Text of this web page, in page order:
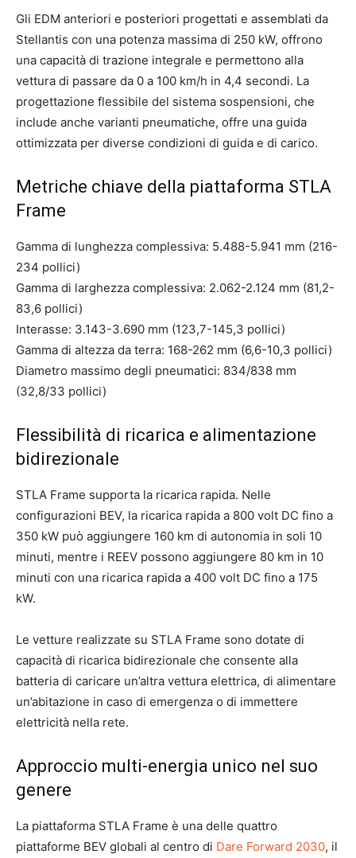
Gli EDM anteriori e posteriori progettati e assemblati da
Stellantis con una potenza massima di 250 kW, offrono
una capacità di trazione integrale e permettono alla
vettura di passare da 0 a 100 km/h in 4,4 secondi. La
progettazione flessibile del sistema sospensioni, che
include anche varianti pneumatiche, offre una guida
ottimizzata per diverse condizioni di guida e di carico.
Metriche chiave della piattaforma STLA
Frame
Gamma di lunghezza complessiva: 5.488-5.941 mm (216-
234 pollici)
Gamma di larghezza complessiva: 2.062-2.124 mm (81,2-
83,6 pollici)
Interasse: 3.143-3.690 mm (123,7-145,3 pollici)
Gamma di altezza da terra: 168-262 mm (6,6-10,3 pollici)
Diametro massimo degli pneumatici: 834/838 mm
(32,8/33 pollici)
Flessibilità di ricarica e alimentazione
bidirezionale
STLA Frame supporta la ricarica rapida. Nelle
configurazioni BEV, la ricarica rapida a 800 volt DC fino a
350 kW può aggiungere 160 km di autonomia in soli 10
minuti, mentre i REEV possono aggiungere 80 km in 10
minuti con una ricarica rapida a 400 volt DC fino a 175
kW.
Le vetture realizzate su STLA Frame sono dotate di
capacità di ricarica bidirezionale che consente alla
batteria di caricare un’altra vettura elettrica, di alimentare
un’abitazione in caso di emergenza o di immettere
elettricità nella rete.
Approccio multi-energia unico nel suo
genere
La piattaforma STLA Frame è una delle quattro
piattaforme BEV globali al centro di Dare Forward 2030, il